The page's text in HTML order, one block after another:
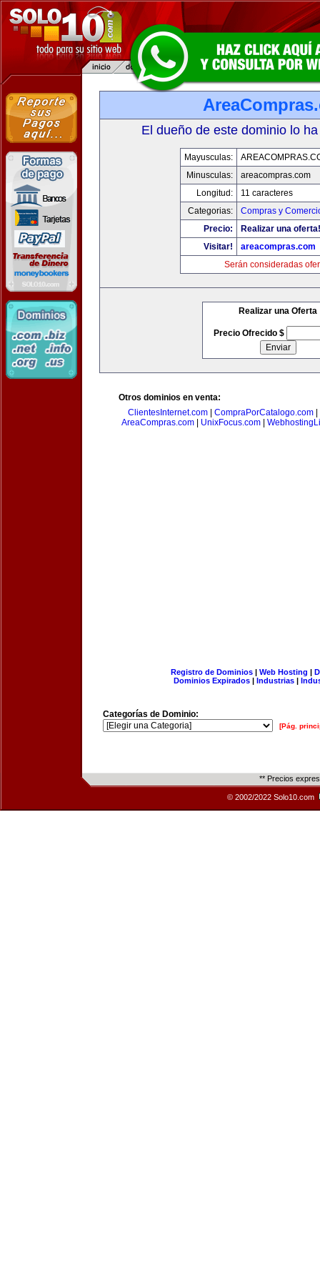
El dueño de este dominio lo
Mayusculas:
Minusculas:
areacompras.com
Longitud:
11 caracteres
Categorias:
Compras y
Precio:
Realizar una oferta!
Visitar!
areacompras.com
Serán consideradas
Realizar una Oferta
Precio Ofrecido $
Otros dominios en venta:
ClientesInternet.com
CompraPorCatalogo.com
AreaCompras.com
UnixFocus.com
Registro de Dominios| Web Hosting |
Dominios Expirados | Industrias |
Categorías de Dominio:
[Pág.
** Precios
© 2002/2022 Solo10.com